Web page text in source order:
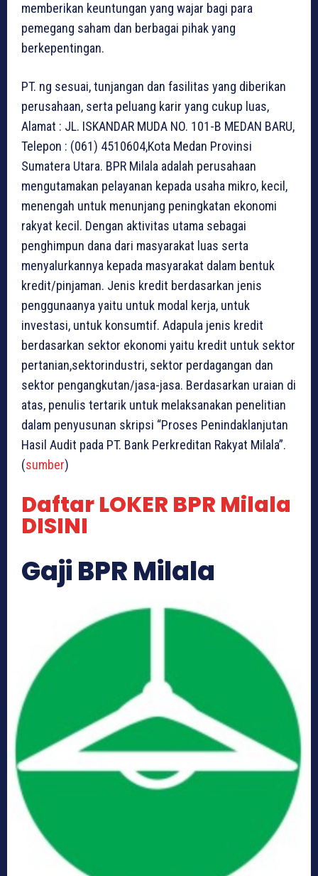
memberikan keuntungan yang wajar bagi para
pemegang saham dan berbagai pihak yang
berkepentingan.
PT. ng sesuai, tunjangan dan fasilitas yang diberikan
perusahaan, serta peluang karir yang cukup luas,
Alamat : JL. ISKANDAR MUDA NO. 101-B MEDAN BARU,
Telepon : (061) 4510604,Kota Medan Provinsi
Sumatera Utara. BPR Milala adalah perusahaan
mengutamakan pelayanan kepada usaha mikro, kecil,
menengah untuk menunjang peningkatan ekonomi
rakyat kecil. Dengan aktivitas utama sebagai
penghimpun dana dari masyarakat luas serta
menyalurkannya kepada masyarakat dalam bentuk
kredit/pinjaman. Jenis kredit berdasarkan jenis
penggunaanya yaitu untuk modal kerja, untuk
investasi, untuk konsumtif. Adapula jenis kredit
berdasarkan sektor ekonomi yaitu kredit untuk sektor
pertanian,sektorindustri, sektor perdagangan dan
sektor pengangkutan/jasa-jasa. Berdasarkan uraian di
atas, penulis tertarik untuk melaksanakan penelitian
dalam penyusunan skripsi “Proses Penindaklanjutan
Hasil Audit pada PT. Bank Perkreditan Rakyat Milala”.
(sumber)
Daftar LOKER BPR Milala
DISINI
Gaji BPR Milala